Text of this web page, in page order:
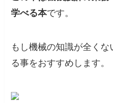
学べる本です。
もし機械の知識が全く
る事をおすすめします。